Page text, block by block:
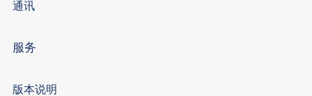
服务
版本说明
通讯